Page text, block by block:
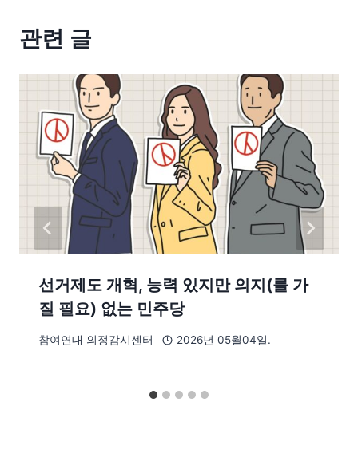
관련 글
선거제도 개혁, 능력 있지만 의지(를 가
질 필요) 없는 민주당
참여연대 의정감시센터 2026년 05월04일.